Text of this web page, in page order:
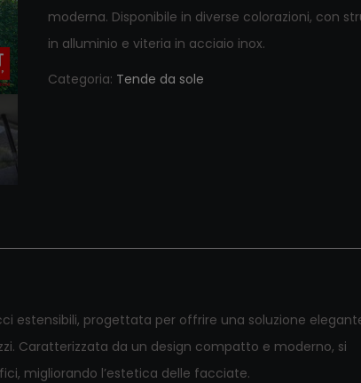
moderna. Disponibile in diverse colorazioni, con
in alluminio e viteria in acciaio inox.
Categoria: Tende da sole
estensibili, progettata per offrire una soluzione
Caratterizzata da un design compatto e moderno, si
migliorando l’estetica delle facciate.